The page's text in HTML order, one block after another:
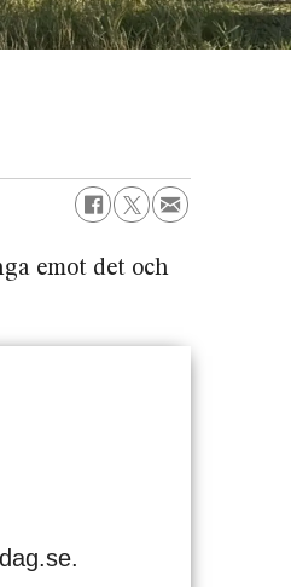
emot det och